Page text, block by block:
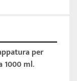
per
1000 ml.